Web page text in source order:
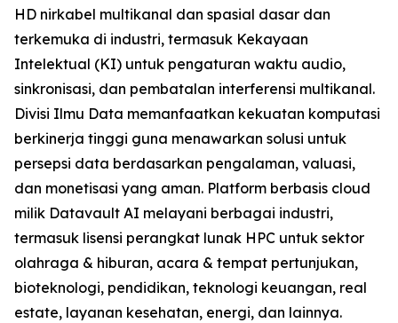
HD nirkabel multikanal dan spasial dasar dan
terkemuka di industri, termasuk Kekayaan
Intelektual (KI) untuk pengaturan waktu audio,
sinkronisasi, dan pembatalan interferensi multikanal.
Divisi Ilmu Data memanfaatkan kekuatan komputasi
berkinerja tinggi guna menawarkan solusi untuk
persepsi data berdasarkan pengalaman, valuasi,
dan monetisasi yang aman. Platform berbasis cloud
milik Datavault AI melayani berbagai industri,
termasuk lisensi perangkat lunak HPC untuk sektor
olahraga & hiburan, acara & tempat pertunjukan,
bioteknologi, pendidikan, teknologi keuangan, real
estate, layanan kesehatan, energi, dan lainnya.